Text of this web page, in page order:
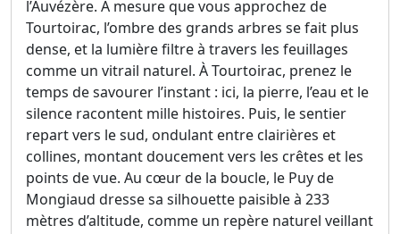
l’Auvézère. À mesure que vous approchez de
Tourtoirac, l’ombre des grands arbres se fait plus
dense, et la lumière filtre à travers les feuillages
comme un vitrail naturel. À Tourtoirac, prenez le
temps de savourer l’instant : ici, la pierre, l’eau et le
silence racontent mille histoires. Puis, le sentier
repart vers le sud, ondulant entre clairières et
collines, montant doucement vers les crêtes et les
points de vue. Au cœur de la boucle, le Puy de
Mongiaud dresse sa silhouette paisible à 233
mètres d’altitude, comme un repère naturel veillant